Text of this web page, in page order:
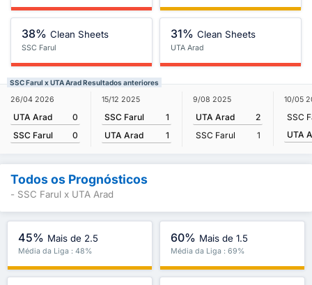
38% Clean Sheets
SSC Farul
31% Clean Sheets
UTA Arad
SSC Farul x UTA Arad Resultados anteriores
26/04 2026
UTA Arad
0
SSC Farul
0
15/12 2025
SSC Farul
1
UTA Arad
1
9/08 2025
UTA Arad
2
SSC Farul
1
10/05
SSC
UTA
Todos os Prognósticos
- SSC Farul x UTA Arad
45% Mais de 2.5
Média da Liga : 48%
60% Mais de 1.5
Média da Liga : 69%